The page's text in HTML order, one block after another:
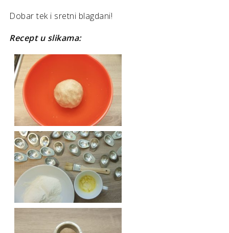
Dobar tek i sretni blagdani!
Recept u slikama: